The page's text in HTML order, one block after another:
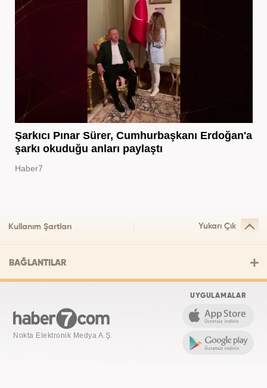
Şarkıcı Pınar Sürer, Cumhurbaşkanı Erdoğan'a
şarkı okuduğu anları paylaştı
Haber7
Kullanım Şartları Yukarı Çık
BAĞLANTILAR
Nokta Elektronik Medya A.Ş.
UYGULAMALAR